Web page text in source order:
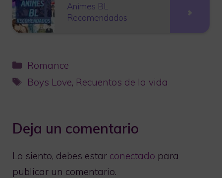
Animes BL
Recomendados
Categorías
Romance
Etiquetas
Boys Love, Recuentos de la vida
Deja un comentario
Lo siento, debes estar conectado para
publicar un comentario.